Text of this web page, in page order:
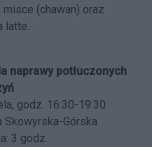
(chawan) oraz
latte.
naprawy potłuczonych
godz. 16:30-19:30
Skowyrska-Górska
3 godz.